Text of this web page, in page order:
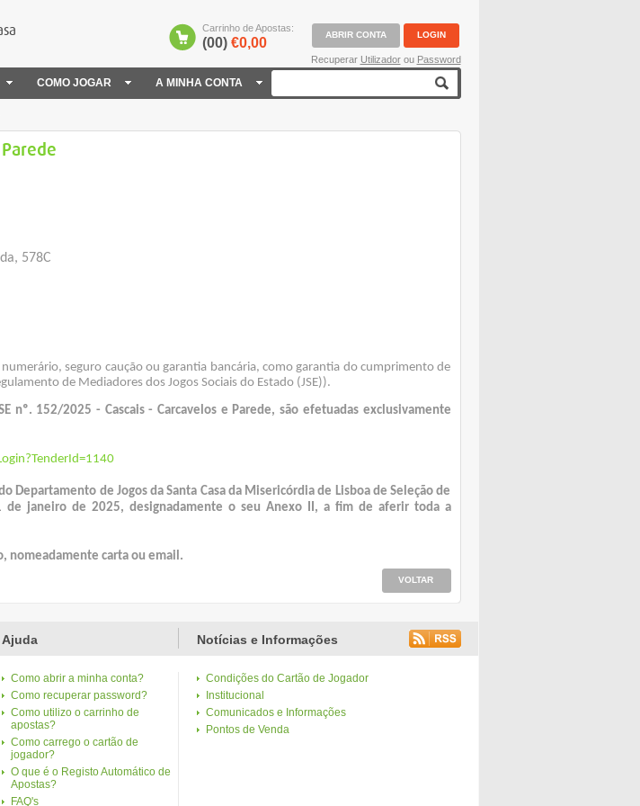
Carrinho de Apostas:
(00)€0,00
ABRIR CONTA LOGIN
Recuperar Utilizador ou Password
COMO JOGAR A MINHA CONTA
578C
seguro caução ou garantia bancária, como garantia do cumprimento de
de Mediadores dos Jogos Sociais do Estado (JSE)).
nº. 152/2025 - Cascais - Carcavelos e Parede, são efetuadas exclusivamente
de Jogos da Santa Casa da Misericórdia de Lisboa de Seleção de
de janeiro de 2025, designadamente o seu Anexo II, a fim de aferir toda a
nomeadamente carta ou email.
VOLTAR
Ajuda
Como abrir a minha conta?
Como recuperar password?
Como utilizo o carrinho de
apostas?
Como carrego o cartão de
jogador?
O que é o Registo Automático de
Apostas?
FAQ's
Notícias e Informações
Condições do Cartão de Jogador
Institucional
Comunicados e Informações
Pontos de Venda